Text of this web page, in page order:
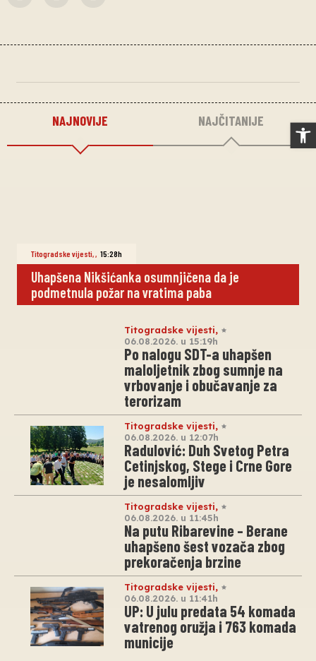
NAJNOVIJE NAJČITANIJE
Titogradske vijesti,, 15:28h
Uhapšena Nikšićanka osumnjičena da je
podmetnula požar na vratima paba
Titogradske vijesti,
06.08.2026. u 15:19h
Po nalogu SDT-a uhapšen
maloljetnik zbog sumnje na
vrbovanje i obučavanje za
terorizam
Titogradske vijesti,
06.08.2026. u 12:07h
Radulović: Duh Svetog Petra
Cetinjskog, Stege i Crne Gore
je nesalomljiv
Titogradske vijesti,
06.08.2026. u 11:45h
Na putu Ribarevine – Berane
uhapšeno šest vozača zbog
prekoračenja brzine
Titogradske vijesti,
06.08.2026. u 11:41h
UP: U julu predata 54 komada
vatrenog oružja i 763 komada
municije